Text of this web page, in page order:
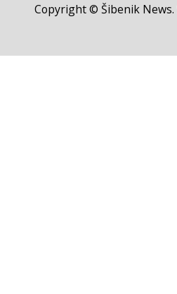
Copyright © Šibenik News.